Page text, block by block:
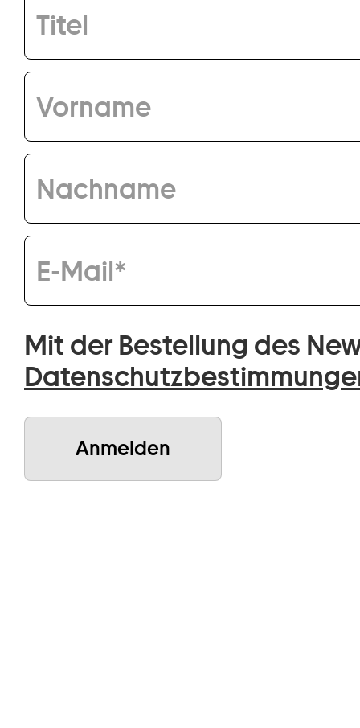
Titel
Vorname
Nachname
E-Mail
Mit der Bestellung des
Anmelden